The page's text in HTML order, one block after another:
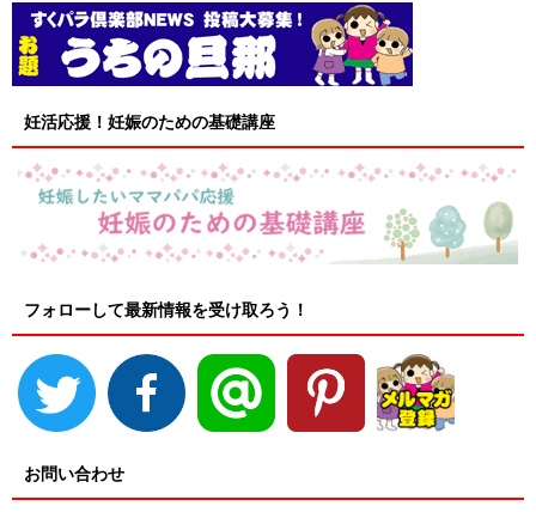
妊活応援！妊娠のための基礎講座
フォローして最新情報を受け取ろう！
お問い合わせ